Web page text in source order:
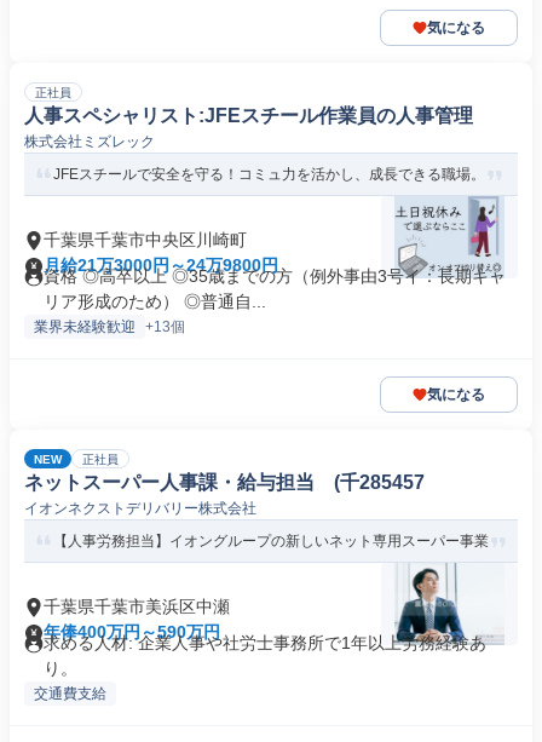
気になる
正社員
人事スペシャリスト:JFEスチール作業員の人事管理
株式会社ミズレック
JFEスチールで安全を守る！コミュ力を活かし、成長できる職場。
千葉県千葉市中央区川崎町
月給21万3000円～24万9800円
資格 ◎高卒以上 ◎35歳までの方（例外事由3号イ：長期キャ
リア形成のため） ◎普通自...
業界未経験歓迎 +13個
気になる
NEW 正社員
ネットスーパー人事課・給与担当 (千285457
イオンネクストデリバリー株式会社
【人事労務担当】イオングループの新しいネット専用スーパー事業
千葉県千葉市美浜区中瀬
年俸400万円～590万円
求める人材: 企業人事や社労士事務所で1年以上労務経験あ
り。
交通費支給